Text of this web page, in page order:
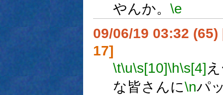
やんか。 \e
09/06/19 03:32 (65)
17]
\t\u\s[10]\h\s[4]
な皆さんに\nパ